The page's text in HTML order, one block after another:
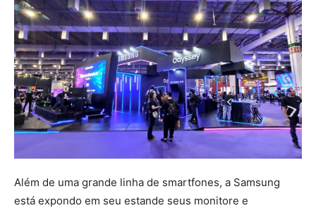
Além de uma grande linha de smartfones, a Samsung
está expondo em seu estande seus monitore e